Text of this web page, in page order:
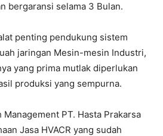
bergaransi selama 3 Bulan.
penting pendukung sistem
jaringan Mesin-mesin Industri,
yang prima mutlak diperlukan
produksi yang sempurna.
PT. Hasta Prakarsa
Jasa HVACR yang sudah